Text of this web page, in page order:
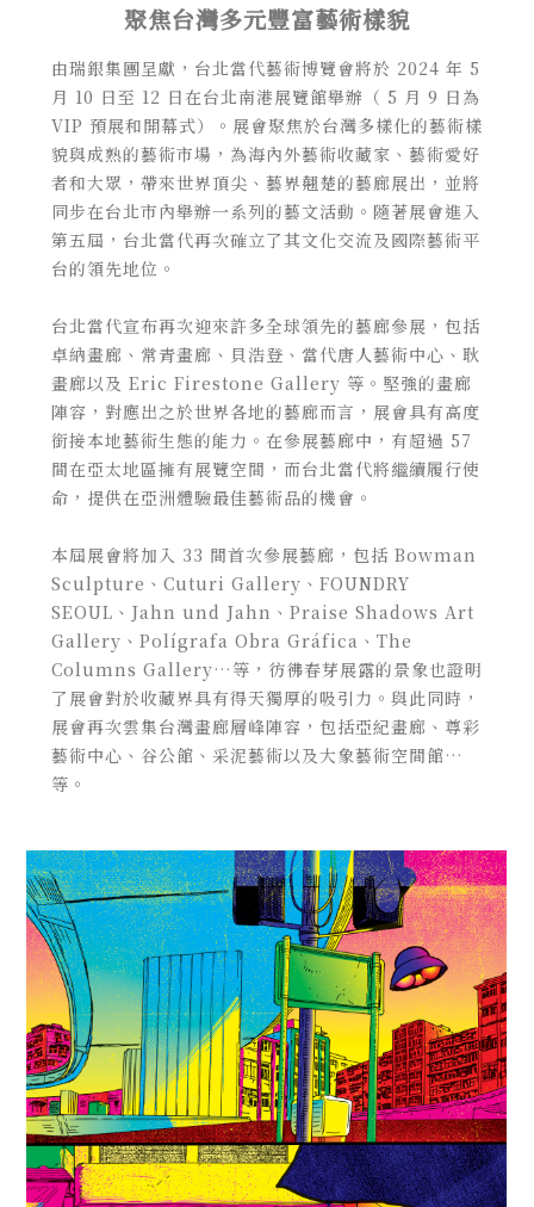
聚焦台灣多元豐富藝術樣貌
由瑞銀集團呈獻，台北當代藝術博覽會將於 2024 年 5
月 10 日至 12 日在台北南港展覽館舉辦（ 5 月 9 日為
VIP 預展和開幕式）。展會聚焦於台灣多樣化的藝術樣
貌與成熟的藝術市場，為海內外藝術收藏家、藝術愛好
者和大眾，帶來世界頂尖、藝界翹楚的藝廊展出，並將
同步在台北市內舉辦一系列的藝文活動。隨著展會進入
第五屆，台北當代再次確立了其文化交流及國際藝術平
台的領先地位。
台北當代宣布再次迎來許多全球領先的藝廊參展，包括
卓納畫廊、常青畫廊、貝浩登、當代唐人藝術中心、耿
畫廊以及 Eric Firestone Gallery 等。堅強的畫廊
陣容，對應出之於世界各地的藝廊而言，展會具有高度
銜接本地藝術生態的能力。在參展藝廊中，有超過 57
間在亞太地區擁有展覽空間，而台北當代將繼續履行使
命，提供在亞洲體驗最佳藝術品的機會。
本屆展會將加入 33 間首次參展藝廊，包括 Bowman
Sculpture、Cuturi Gallery、FOUNDRY
SEOUL、Jahn und Jahn、Praise Shadows Art
Gallery、Polígrafa Obra Gráfica、The
Columns Gallery…等，彷彿春芽展露的景象也證明
了展會對於收藏界具有得天獨厚的吸引力。與此同時，
展會再次雲集台灣畫廊層峰陣容，包括亞紀畫廊、尊彩
藝術中心、谷公館、采泥藝術以及大象藝術空間館…
等。